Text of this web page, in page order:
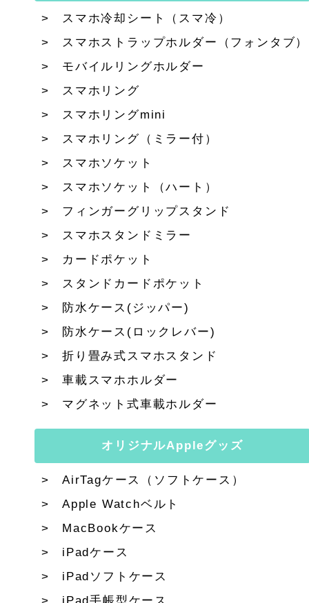
スマホ冷却シート（スマ冷）
スマホストラップホルダー（フォンタブ）
モバイルリングホルダー
スマホリング
スマホリングmini
スマホリング（ミラー付）
スマホソケット
スマホソケット（ハート）
フィンガーグリップスタンド
スマホスタンドミラー
カードポケット
スタンドカードポケット
防水ケース(ジッパー)
防水ケース(ロックレバー)
折り畳み式スマホスタンド
車載スマホホルダー
マグネット式車載ホルダー
オリジナルAppleグッズ
AirTagケース（ソフトケース）
Apple Watchベルト
MacBookケース
iPadケース
iPadソフトケース